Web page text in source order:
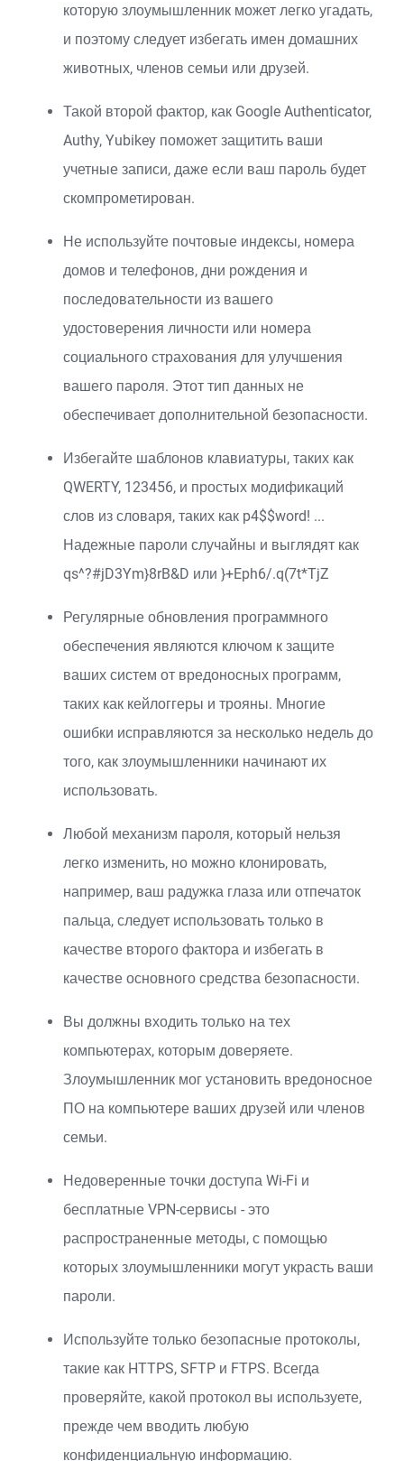
которую злоумышленник может легко угадать,
и поэтому следует избегать имен домашних
животных, членов семьи или друзей.
Такой второй фактор, как Google Authenticator,
Authy, Yubikey поможет защитить ваши
учетные записи, даже если ваш пароль будет
скомпрометирован.
Не используйте почтовые индексы, номера
домов и телефонов, дни рождения и
последовательности из вашего
удостоверения личности или номера
социального страхования для улучшения
вашего пароля. Этот тип данных не
обеспечивает дополнительной безопасности.
Избегайте шаблонов клавиатуры, таких как
QWERTY, 123456, и простых модификаций
слов из словаря, таких как p4$$word! ...
Надежные пароли случайны и выглядят как
qs^?#jD3Ym}8rB&D или }+Eph6/.q(7t*TjZ
Регулярные обновления программного
обеспечения являются ключом к защите
ваших систем от вредоносных программ,
таких как кейлоггеры и трояны. Многие
ошибки исправляются за несколько недель до
того, как злоумышленники начинают их
использовать.
Любой механизм пароля, который нельзя
легко изменить, но можно клонировать,
например, ваш радужка глаза или отпечаток
пальца, следует использовать только в
качестве второго фактора и избегать в
качестве основного средства безопасности.
Вы должны входить только на тех
компьютерах, которым доверяете.
Злоумышленник мог установить вредоносное
ПО на компьютере ваших друзей или членов
семьи.
Недоверенные точки доступа Wi-Fi и
бесплатные VPN-сервисы - это
распространенные методы, с помощью
которых злоумышленники могут украсть ваши
пароли.
Используйте только безопасные протоколы,
такие как HTTPS, SFTP и FTPS. Всегда
проверяйте, какой протокол вы используете,
прежде чем вводить любую
конфиденциальную информацию.